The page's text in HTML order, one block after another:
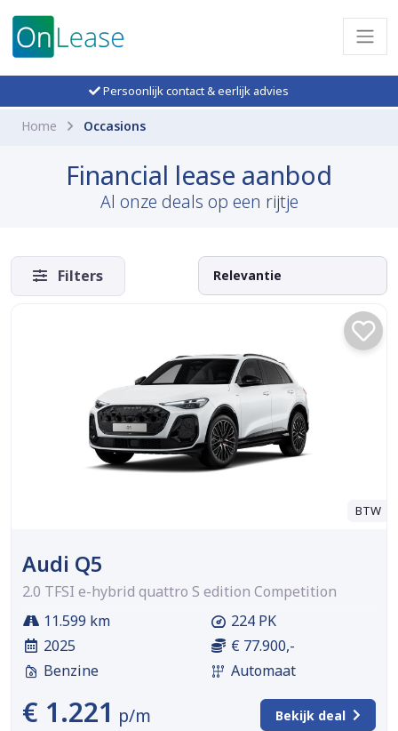
Persoonlijk contact & eerlijk advies
Home Occasions
Financial lease aanbod
Al onze deals op een rijtje
Filters
BTW
Audi Q5
2.0 TFSI e-hybrid quattro S edition Competition
11.599 km
2025
Benzine
224 PK
€ 77.900,-
Automaat
€ 1.221 p/m Bekijk deal